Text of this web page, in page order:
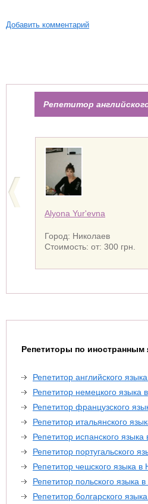
Добавить комментарий
Репетитор
Alyona Yur'еvna
Город: Николаев
Стоимость: от: 300 грн.
Репетиторы по иностранным
Репетитор английского
Репетитор немецкого языка
Репетитор французского
Репетитор итальянского
Репетитор испанского
Репетитор португальского
Репетитор чешского языка в
Репетитор польского языка
Репетитор болгарского